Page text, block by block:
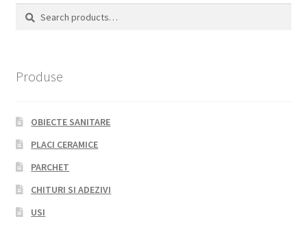
Search
Search
Produse
OBIECTE SANITARE
PLACI CERAMICE
PARCHET
CHITURI SI ADEZIVI
USI